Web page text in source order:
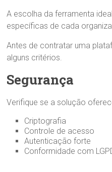
A escolha da ferramenta
específicas de cada
Antes de contratar uma
alguns critérios.
Segurança
Verifique se a solução
Criptografia
Controle de acesso
Autenticação forte
Conformidade com